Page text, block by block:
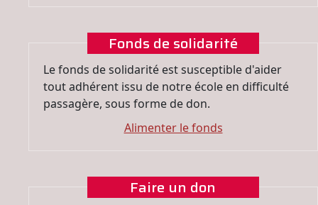
Fonds de solidarité
Le fonds de solidarité est susceptible d'aider
tout adhérent issu de notre école en difficulté
passagère, sous forme de don.
Alimenter le fonds
Faire un don